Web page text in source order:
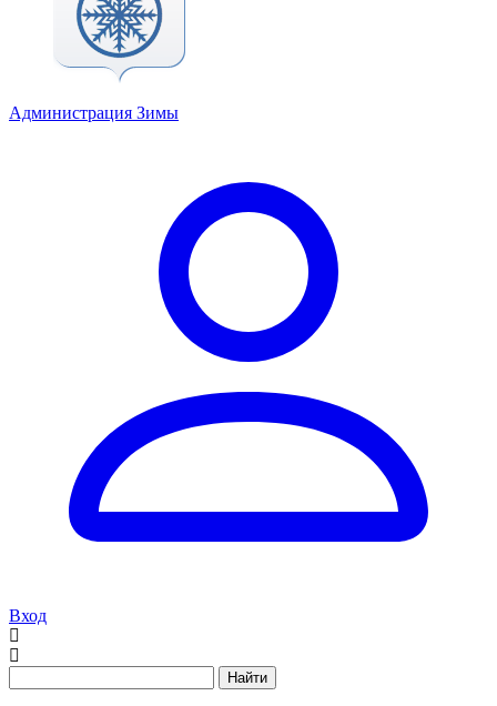
Администрация Зимы
Вход
Найти